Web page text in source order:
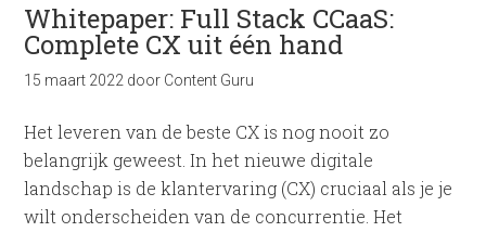
Whitepaper: Full Stack CCaaS:
Complete CX uit één hand
15 maart 2022 door Content Guru
Het leveren van de beste CX is nog nooit zo
belangrijk geweest. In het nieuwe digitale
landschap is de klantervaring (CX) cruciaal als je je
wilt onderscheiden van de concurrentie. Het